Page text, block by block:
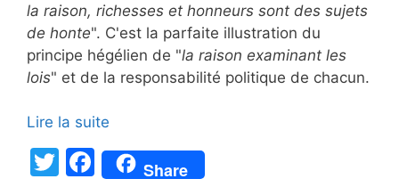
la raison, richesses et honneurs sont des sujets
de honte". C'est la parfaite illustration du
principe hégélien de "la raison examinant les
lois" et de la responsabilité politique de chacun.
Lire la suite
T
F
Share